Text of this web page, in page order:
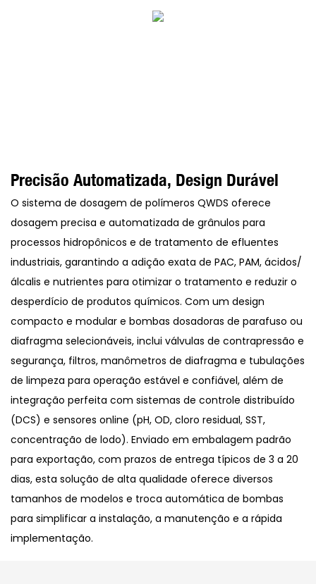
Precisão Automatizada, Design Durável
O sistema de dosagem de polímeros QWDS oferece
dosagem precisa e automatizada de grânulos para
processos hidropônicos e de tratamento de efluentes
industriais, garantindo a adição exata de PAC, PAM, ácidos/
álcalis e nutrientes para otimizar o tratamento e reduzir o
desperdício de produtos químicos. Com um design
compacto e modular e bombas dosadoras de parafuso ou
diafragma selecionáveis, inclui válvulas de contrapressão e
segurança, filtros, manômetros de diafragma e tubulações
de limpeza para operação estável e confiável, além de
integração perfeita com sistemas de controle distribuído
(DCS) e sensores online (pH, OD, cloro residual, SST,
concentração de lodo). Enviado em embalagem padrão
para exportação, com prazos de entrega típicos de 3 a 20
dias, esta solução de alta qualidade oferece diversos
tamanhos de modelos e troca automática de bombas
para simplificar a instalação, a manutenção e a rápida
implementação.